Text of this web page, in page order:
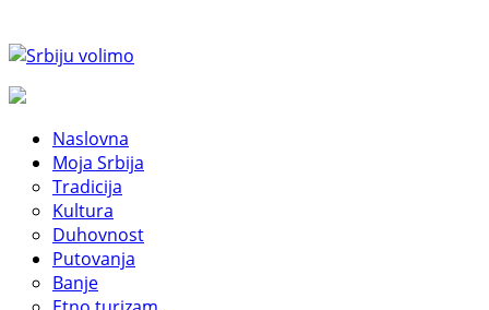
Naslovna
Moja Srbija
Tradicija
Kultura
Duhovnost
Putovanja
Banje